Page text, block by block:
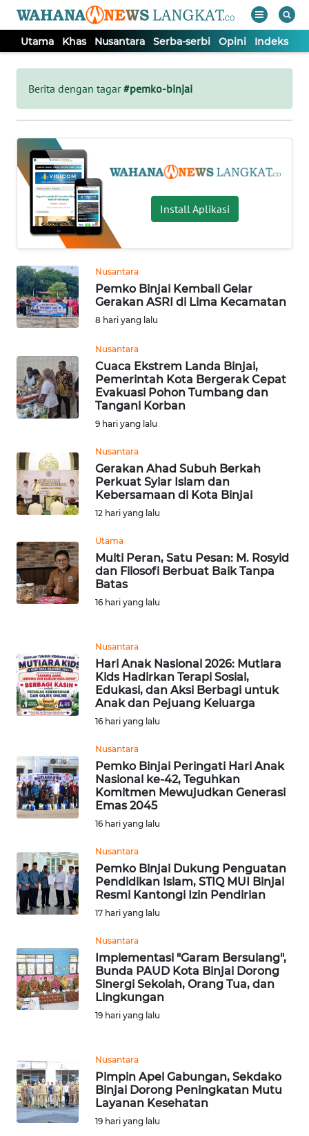
Utama Khas Nusantara Serba-serbi Opini Indeks
Berita dengan tagar#pemko-binjai
Install Aplikasi
Nusantara
Pemko Binjai Kembali Gelar
Gerakan ASRI di Lima Kecamatan
8 hari yang lalu
Nusantara
Cuaca Ekstrem Landa Binjai,
Pemerintah Kota Bergerak Cepat
Evakuasi Pohon Tumbang dan
Tangani Korban
9 hari yang lalu
Nusantara
Gerakan Ahad Subuh Berkah
Perkuat Syiar Islam dan
Kebersamaan di Kota Binjai
12 hari yang lalu
Utama
Multi Peran, Satu Pesan: M. Rosyid
dan Filosofi Berbuat Baik Tanpa
Batas
16 hari yang lalu
Nusantara
Hari Anak Nasional 2026: Mutiara
Kids Hadirkan Terapi Sosial,
Edukasi, dan Aksi Berbagi untuk
Anak dan Pejuang Keluarga
16 hari yang lalu
Nusantara
Pemko Binjai Peringati Hari Anak
Nasional ke-42, Teguhkan
Komitmen Mewujudkan Generasi
Emas 2045
16 hari yang lalu
Nusantara
Pemko Binjai Dukung Penguatan
Pendidikan Islam, STIQ MUI Binjai
Resmi Kantongi Izin Pendirian
17 hari yang lalu
Nusantara
Implementasi "Garam Bersulang",
Bunda PAUD Kota Binjai Dorong
Sinergi Sekolah, Orang Tua, dan
Lingkungan
19 hari yang lalu
Nusantara
Pimpin Apel Gabungan, Sekdako
Binjai Dorong Peningkatan Mutu
Layanan Kesehatan
19 hari yang lalu
Tutup
UTAMA
KHAS
NUSANTARA
SERBA-
SERBI
OPINI
Informasi
INDEKS
BERITA
KONTAK
INFO
IKLAN
TENTANG
PEDOMAN
MEDIA
SIBER
KARIR
DISCLAIMER
Regional
WN
SUMUT
WN
JAKARTA
WN
JABAR
WN
BANTEN
WN
KEPRI
WN
PAPUA